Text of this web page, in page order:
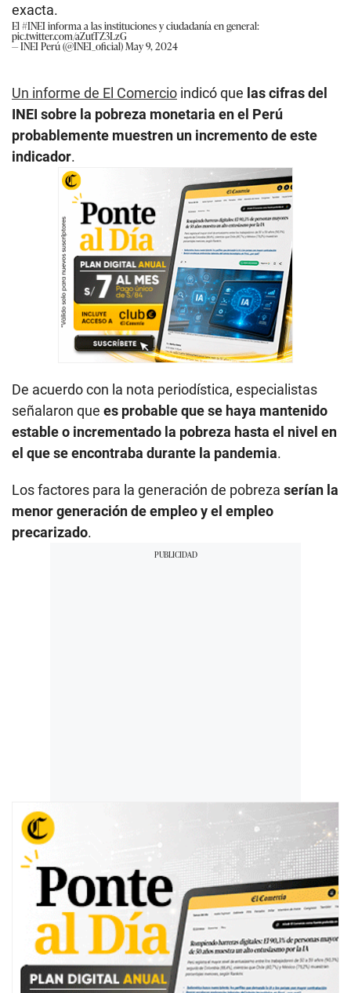
exacta.
El#INEIinforma a las instituciones y ciudadanía en general:
pic.twitter.com/aZutTZ3LzG
— INEI Perú (@INEI_oficial)May 9, 2024
Un informe de El Comercio indicó que las cifras del
INEI sobre la pobreza monetaria en el Perú
probablemente muestren un incremento de este
indicador.
De acuerdo con la nota periodística, especialistas
señalaron que es probable que se haya mantenido
estable o incrementado la pobreza hasta el nivel en
el que se encontraba durante la pandemia.
Los factores para la generación de pobreza serían la
menor generación de empleo y el empleo
precarizado.